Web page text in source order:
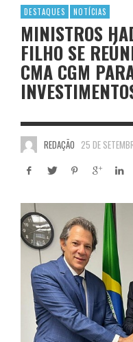
DESTAQUES NOTÍCIAS
MINISTROS
FILHO SE
CMA CGM
REDAÇÃO 25 DE